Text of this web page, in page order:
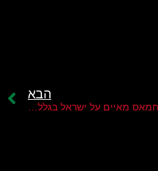
הבא
חמאס מאיים על ישראל בגלל הקורונה